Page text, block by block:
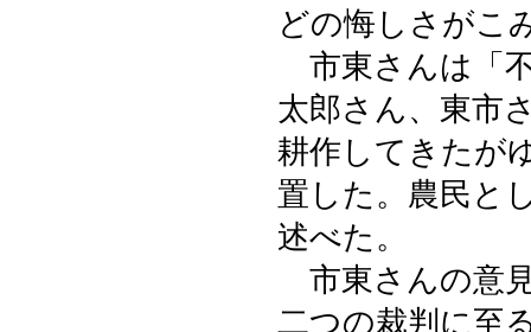
どの悔しさがこ
市東さんは「
太郎さん、東市
耕作してきたが
置した。農民と
述べた。
市東さんの意
二つの裁判に至